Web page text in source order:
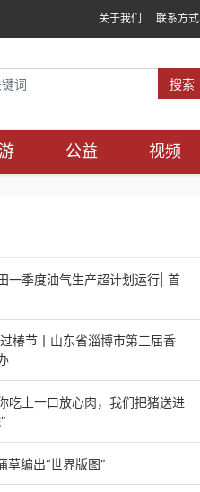
关于我们 联系方式
搜索
公益 视频
一季度油气生产超计划运行| 首
一季度油气生产超计划运行| 首
记者 瑞夫 胜宣）2026年一季
油田生产原油585.86万吨，天
椿节丨山东省淄博市第三届香
椿节丨山东省淄博市第三届香
济南电（记者 瑞夫）4月18
第三届香椿文化旅游节暨党建
吃上一口放心肉，我们把猪送进
吃上一口放心肉，我们把猪送进
很多人问我，现在的生鲜赛道已
什么三合盛的“认养一头
草编出“世界版图”
草编出“世界版图”山东高青农妇